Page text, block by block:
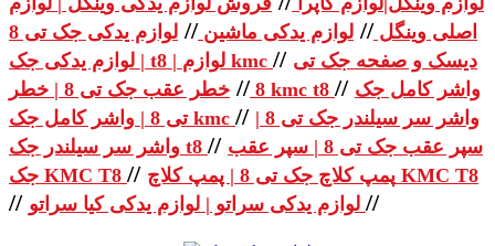
اصلی وینگل// لوازم یدکی ماشین//
لوازم یدکی جک تی 8
| لوازم یدکی جک t8 | لوازم kmc // دیسک و صفحه جک تی
8
// خطر عقب جک تی 8 | خطر kmc t8 // واشر کامل جک
تی 8 | واشر کامل جک kmc // واشر سر سیلندر جک تی 8 |
واشر سر سیلندر جک t8 // سپر عقب جک تی 8 | سپر عقب
جک KMC T8 // پمپ کلاچ جک تی 8 | پمپ کلاچ KMC T8
// //